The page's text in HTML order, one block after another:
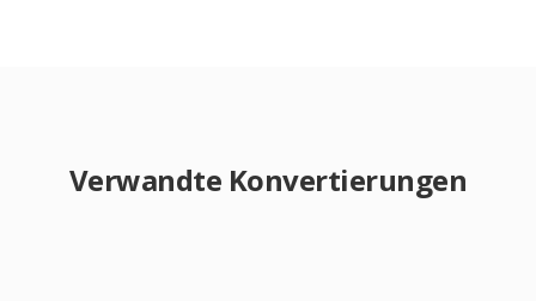
Verwandte Konvertierungen